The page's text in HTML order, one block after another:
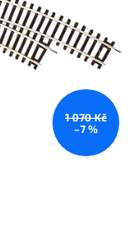
1 070 Kč
–7 %